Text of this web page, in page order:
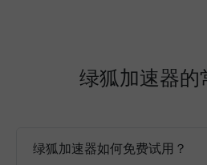
绿狐加速器的
绿狐加速器如何免费试用？